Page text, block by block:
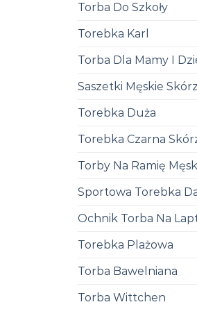
Torba Do Szkoły
Torebka Karl
Torba Dla Mamy I
Saszetki Męskie
Torebka Duża
Torebka Czarna
Torby Na Ramię
Sportowa Torebka
Ochnik Torba Na
Torebka Plażowa
Torba Bawelniana
Torba Wittchen